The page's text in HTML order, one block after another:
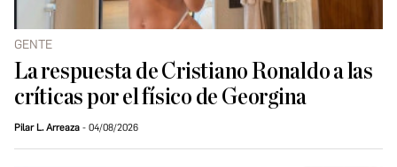
GENTE
La respuesta de Cristiano Ronaldo a las
críticas por el físico de Georgina
Pilar L. Arreaza 04/08/2026